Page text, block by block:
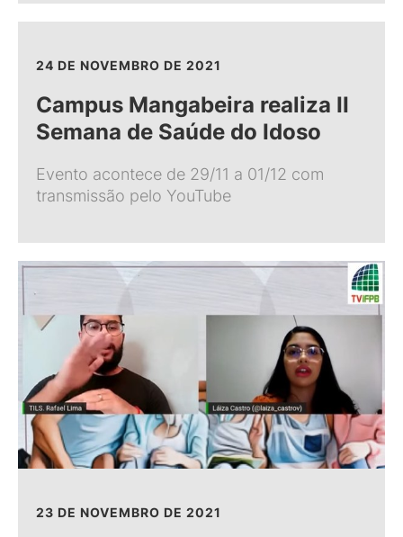
24 DE NOVEMBRO DE 2021
Campus Mangabeira realiza II
Semana de Saúde do Idoso
Evento acontece de 29/11 a 01/12 com
transmissão pelo YouTube
23 DE NOVEMBRO DE 2021